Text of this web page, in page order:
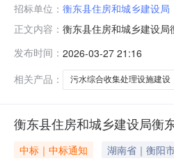
招标单位： 衡东县住房和城乡建设局
正文内容： 衡东县住房和城乡建设
他市政公用设施施工采
式：项目联
发布时间： 2026-03-27 21:16
相关产品：
污水综合收集处理设施建设
衡东县住房和城乡建设局衡
中标｜中标通知 湖南省｜衡阳